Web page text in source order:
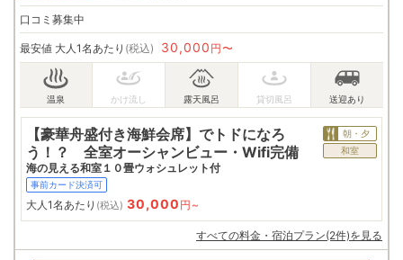
口コミ募集中
最安値 大人1名あたり (税込) 30,000 円〜
【豪華舟盛付き海鮮会席】でトドになろ
う！？ 全室オーシャンビュー・Wifi完備
海の見える和室１０畳ウォシュレット付
事前カード決済可
朝・夕
和室
大人1名あたり (税込) 30,000 円~
すべての料金・宿泊プラン(2件)を見る